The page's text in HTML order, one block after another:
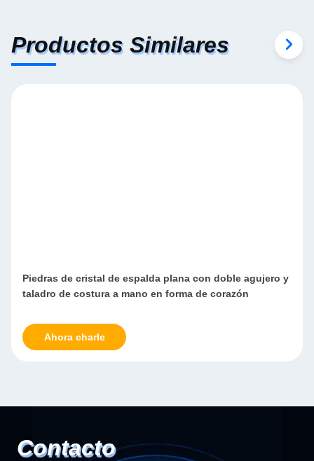
Productos Similares
Piedras de cristal de espalda plana con doble agujero y
taladro de costura a mano en forma de corazón
Ahora charle
Contacto